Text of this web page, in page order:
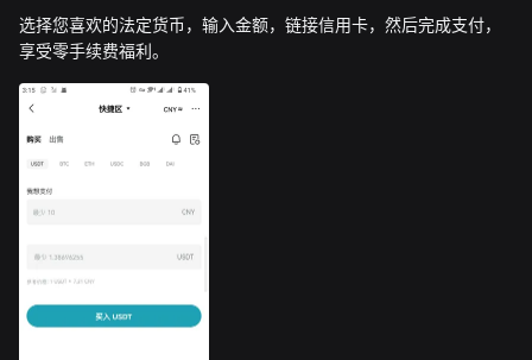
选择您喜欢的法定货币，输入金额，链接信用卡，然后完成支付，
享受零手续费福利。